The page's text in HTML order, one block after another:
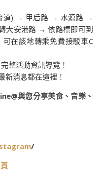
道) → 甲后路 → 水源路 →
大安港路 → 依路標即可到
在該地轉乘免費接駁車C
完整活動資訊導覽！
新消息都在這裡！
與您分享美食、音樂、
/